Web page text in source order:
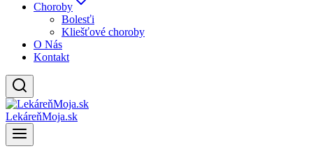
Choroby
Bolesťi
Kliešťové choroby
O Nás
Kontakt
LekáreňMoja.sk